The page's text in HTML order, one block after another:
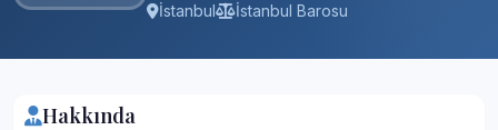
İstanbul İstanbul Barosu
Hakkında